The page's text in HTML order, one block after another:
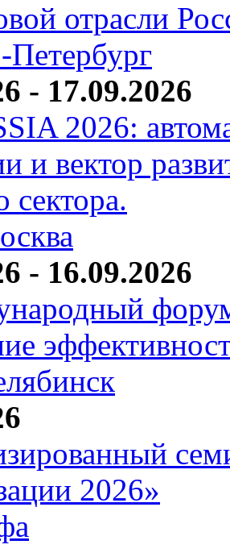
отрасли
Петербург
- 17.09.2026
2026:
и вектор
сектора.
- 16.09.2026
2026»